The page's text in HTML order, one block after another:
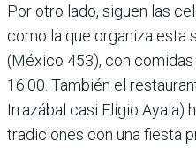
Por otro lado, siguen las
como la que organiza esta
(México 453), con
16:00. También el
Irrazábal casi Eli­gio Ayala)
tradiciones con una fiesta